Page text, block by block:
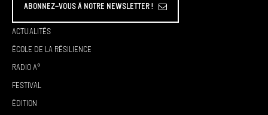
Abonnez-vous à Notre Newsletter !
Actualités
École de la résilience
Radio A°
Festival
Édition